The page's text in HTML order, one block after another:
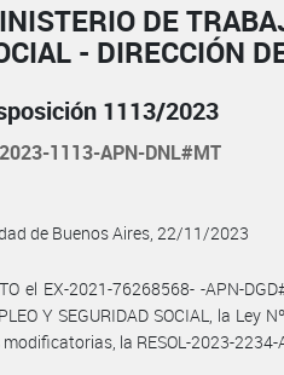
DE
- DIRECCIÓN
1113/2023
1113-APN-DNL#MT
de Buenos Aires, 22/11/2023
el EX-2021-76268568- -APN-
Y SEGURIDAD SOCIAL, la Ley
modificatorias, la RESOL-2023-